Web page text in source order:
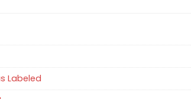
Labeled